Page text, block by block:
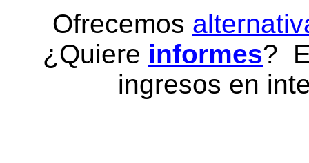
Ofrecemos
¿Quiere informes?
ingresos en